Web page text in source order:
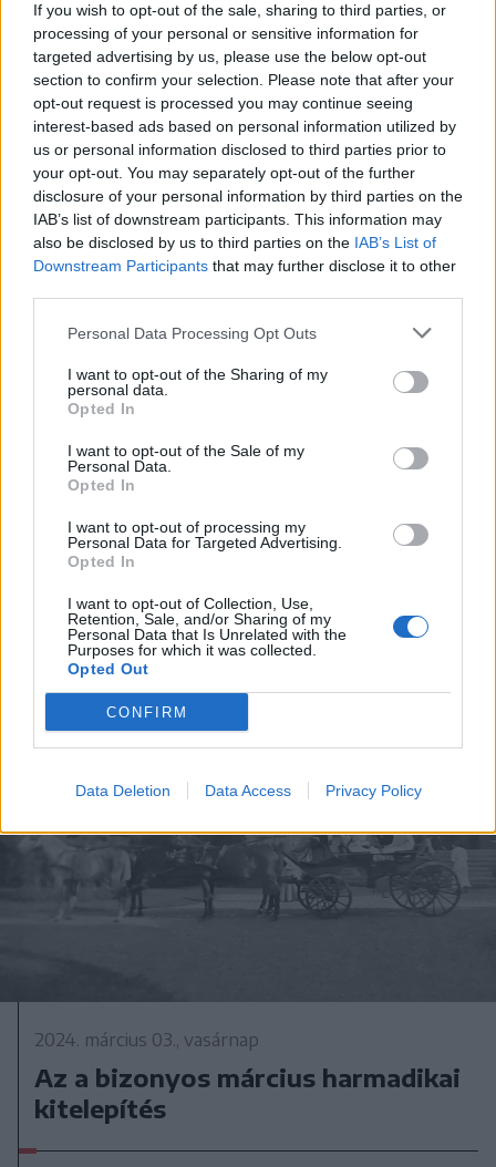
If you wish to opt-out of the sale, sharing to third parties, or
processing of your personal or sensitive information for
targeted advertising by us, please use the below opt-out
section to confirm your selection. Please note that after your
opt-out request is processed you may continue seeing
interest-based ads based on personal information utilized by
us or personal information disclosed to third parties prior to
your opt-out. You may separately opt-out of the further
disclosure of your personal information by third parties on the
IAB’s list of downstream participants. This information may
also be disclosed by us to third parties on the IAB’s List of
Downstream Participants that may further disclose it to other
Personal Data Processing Opt Outs
I want to opt-out of the Sharing of my
personal data.
Opted In
I want to opt-out of the Sale of my
Personal Data.
Opted In
I want to opt-out of processing my
Personal Data for Targeted Advertising.
Opted In
I want to opt-out of Collection, Use,
Retention, Sale, and/or Sharing of my
Personal Data that Is Unrelated with the
Purposes for which it was collected.
Opted Out
CONFIRM
Data Deletion Data Access Privacy Policy
2024. március 04., hétfő
Nem fogadták el a polgármester
által benyújtott költségvetés-
tervezetet Gyergyószentmiklóson
2024. március 03., vasárnap
Lépni kell, mielőtt túl késő lenne
2024. március 03., vasárnap
Az a bizonyos március harmadikai
kitelepítés